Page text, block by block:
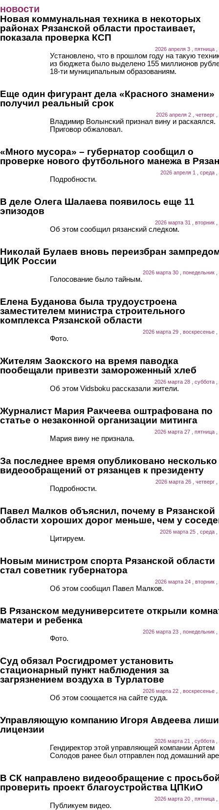
новости
Новая коммунальная техника в некоторых
районах Рязанской области простаивает,
показала проверка КСП
2026 апреля 3 , пятница ,
Установлено, что в прошлом году на такую
из бюджета было выделено 155 миллионов
18-ти муниципальным образованиям.
Еще один фигурант дела «Красного знамени»
получил реальный срок
2026 апреля 2 , четверг ,
Владимир Волынский признал вину и раскаялся.
Приговор обжаловал.
«Много мусора» – губернатор сообщил о
проверке нового футбольного манежа в
2026 апреля 1 , среда ,
Подробности.
В деле Олега Шалаева появилось еще 11
эпизодов
2026 марта 31 , вторник ,
Об этом сообщил рязанский следком.
Николай Булаев вновь переизбран
ЦИК России
2026 марта 30 , понедельник ,
Голосование было тайным.
Елена Буданова была трудоустроена
заместителем министра строительного
комплекса Рязанской области
2026 марта 29 , воскресенье ,
Фото.
Жителям Заокского на время паводка
пообещали привезти замороженный хлеб
2026 марта 28 , суббота ,
Об этом Vidsboku рассказали жители.
Журналист Мария Ракчеева оштрафована по
статье о незаконной организации митинга
2026 марта 27 , пятница ,
Мария вину не признала.
За последнее время опубликовано несколько
видеообращений от рязанцев к президенту
2026 марта 26 , четверг ,
Подробности.
Павел Малков объяснил, почему в Рязанской
области хороших дорог меньше, чем у
2026 марта 25 , среда ,
Цитируем.
Новым министром спорта Рязанской области
стал советник губернатора
2026 марта 24 , вторник ,
Об этом сообщил Павел Малков.
В Рязанском медуниверситете открыли
матери и ребенка
2026 марта 23 , понедельник ,
Фото.
Суд обязал Росгидромет установить
стационарный пункт наблюдения за
загрязнением воздуха в Турлатове
2026 марта 22 , воскресенье ,
Об этом соощается на сайте суда.
Управляющую компанию Игоря Авдеева
лицензии
2026 марта 21 , суббота ,
Гендиректор этой управляющей компании Артем
Солодов ранее был отправлен под домашний
В СК направлено видеообращение с
проверить проект благоустройства ЦПКиО
2026 марта 20 , пятница ,
Публикуем видео.